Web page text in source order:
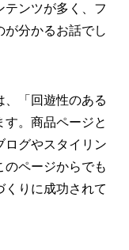
テンツが多く、フ
が分かるお話でし
、「回遊性のある
。商品ページと
ログやスタイリン
のページからでも
くりに成功されて